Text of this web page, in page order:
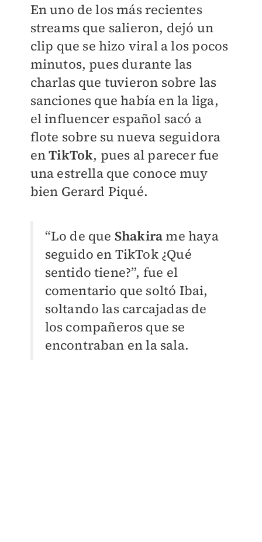
En uno de los más recientes
streams que salieron, dejó un
clip que se hizo viral a los pocos
minutos, pues durante las
charlas que tuvieron sobre las
sanciones que había en la liga,
el influencer español sacó a
flote sobre su nueva seguidora
enTikTok, pues al parecer fue
una estrella que conoce muy
bien Gerard Piqué.
“Lo de que Shakirame haya
seguido en TikTok ¿Qué
sentido tiene?”, fue el
comentario que soltó Ibai,
soltando las carcajadas de
los compañeros que se
encontraban en la sala.